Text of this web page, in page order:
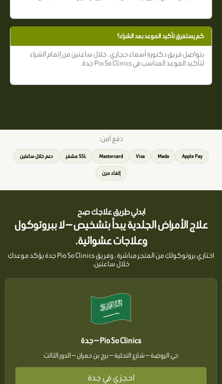
كم يستغرق تأكيد الموعد بعد الشراء؟
يتواصل فريق دكتورة أسماء حجازي ، خلال ساعتين من إتمام الشراء
لتأكيد الموعد المناسب في Pio So Clinics جدة.
دفع آمن:
Apple Pay
Mada
Visa
Mastercard SSL مشفر دعم خلال ساعتين
إلغاء مرن
ابدئي طريق علاجك صح
علاج الأمراض الجلدية يبدأ بتشخيص — لا ببروتوكول
وعلاجات عشوائية.
اختاري بروتوكولكِ من المتجر مباشرة ، وفريق Pio So Clinics جدة يؤكد موعدكِ
خلال ساعتين.
Pio So Clinics — جدة
حي الروضة — شارع التحلية — برج بن حمران — الدور الثالث
احجزي في جدة